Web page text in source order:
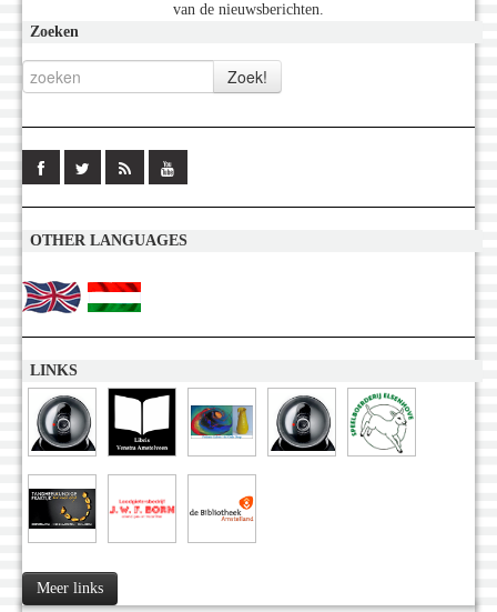
van de nieuwsberichten.
Zoeken
OTHER LANGUAGES
LINKS
Meer links